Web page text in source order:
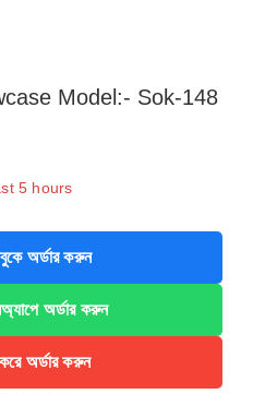
Model:- Sok-148
5 hours
অর্ডার করুন
অর্ডার করুন
অর্ডার করুন